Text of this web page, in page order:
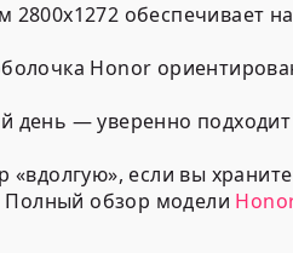
2800x1272 обеспечивает
Honor
— уверенно подходит
если вы
Полный обзор модели